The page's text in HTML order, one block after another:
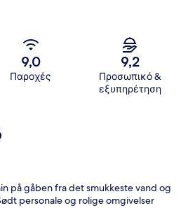
9,0
Παροχές
9,2
Προσωπικό &
εξυπηρέτηση
på gåben fra det smukkeste vand og
personale og rolige omgivelser